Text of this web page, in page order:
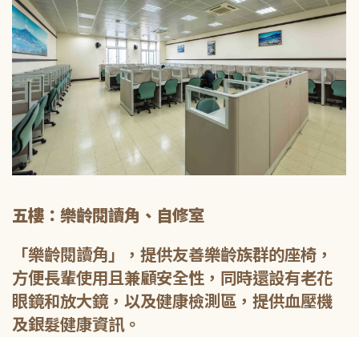
五樓：樂齡閱讀角、自修室
「樂齡閱讀角」，提供友善樂齡族群的座椅，
方便長輩使用且兼顧安全性，同時還設有老花
眼鏡和放大鏡，以及健康檢測區，提供血壓機
及銀髮健康資訊。